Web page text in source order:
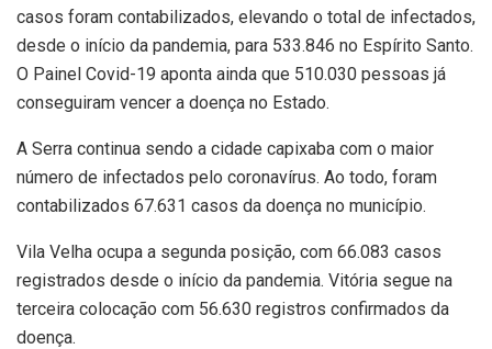
casos foram contabilizados, elevando o total de infectados,
desde o início da pandemia, para 533.846 no Espírito Santo.
O Painel Covid-19 aponta ainda que 510.030 pessoas já
conseguiram vencer a doença no Estado.
A Serra continua sendo a cidade capixaba com o maior
número de infectados pelo coronavírus. Ao todo, foram
contabilizados 67.631 casos da doença no município.
Vila Velha ocupa a segunda posição, com 66.083 casos
registrados desde o início da pandemia. Vitória segue na
terceira colocação com 56.630 registros confirmados da
doença.